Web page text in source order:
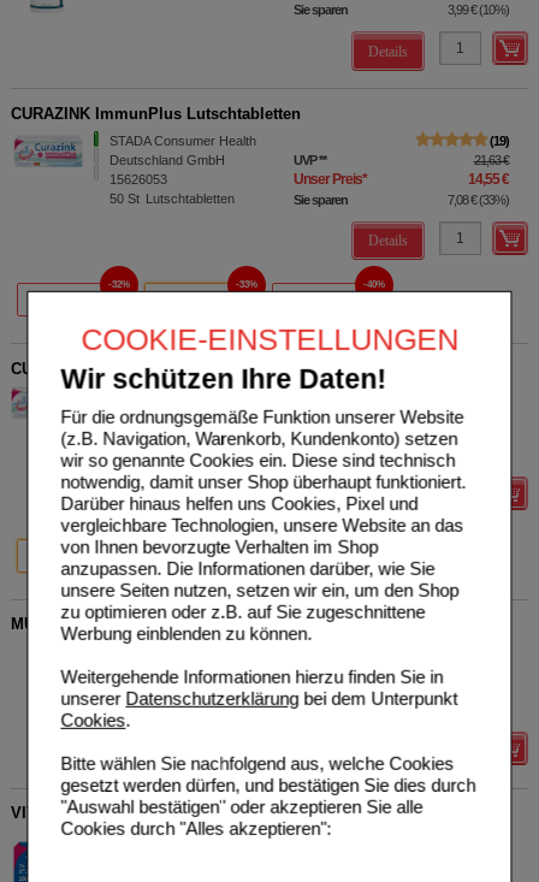
COOKIE-EINSTELLUNGEN
Wir schützen Ihre Daten!
Für die ordnungsgemäße Funktion unserer Website
(z.B. Navigation, Warenkorb, Kundenkonto) setzen
wir so genannte Cookies ein. Diese sind technisch
notwendig, damit unser Shop überhaupt funktioniert.
Darüber hinaus helfen uns Cookies, Pixel und
vergleichbare Technologien, unsere Website an das
von Ihnen bevorzugte Verhalten im Shop
anzupassen. Die Informationen darüber, wie Sie
unsere Seiten nutzen, setzen wir ein, um den Shop
zu optimieren oder z.B. auf Sie zugeschnittene
Werbung einblenden zu können.
Weitergehende Informationen hierzu finden Sie in
unserer Datenschutzerklärungbei dem Unterpunkt
Cookies.
Bitte wählen Sie nachfolgend aus, welche Cookies
gesetzt werden dürfen, und bestätigen Sie dies durch
"Auswahl bestätigen" oder akzeptieren Sie alle
Cookies durch "Alles akzeptieren":
Sie sparen 3,99 €(10%)
Details
CURAZINK ImmunPlus Lutschtabletten
STADA Consumer Health
Deutschland GmbH
15626053
50 St Lutschtabletten
19
UVP** 21,63 €
Unser Preis* 14,55 €
Sie sparen 7,08 €(33%)
Details
32% 33% 40%
CURAZINK ImmunPlus Lutschtabletten
Deutschland GmbH
15626047
20St Lutschtabletten
UVP**
Unser Preis*
Sie sparen 3,64 €
Details
20 St 50 St
33%
100 St
MULTIVITAMIN KAPSELN hochdosiert
14347753
120St Kapseln
UVP**
Unser Preis
Sie sparen
Details
VITAMIN D3 STADA 2000 I.E. Kapseln